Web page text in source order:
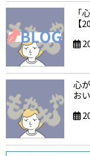
「
【
心
お